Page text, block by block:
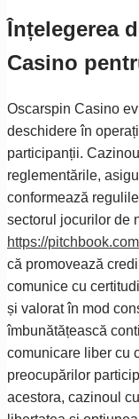
Înțelegerea
Casino
Oscarspin Casino
deschidere în
participanții.
reglementările,
conformează
sectorul jocurilor de
https://
că promovează
comunice cu
și valorat în mod
îmbunătățească
comunicare liber cu
preocupărilor
acestora, cazinoul